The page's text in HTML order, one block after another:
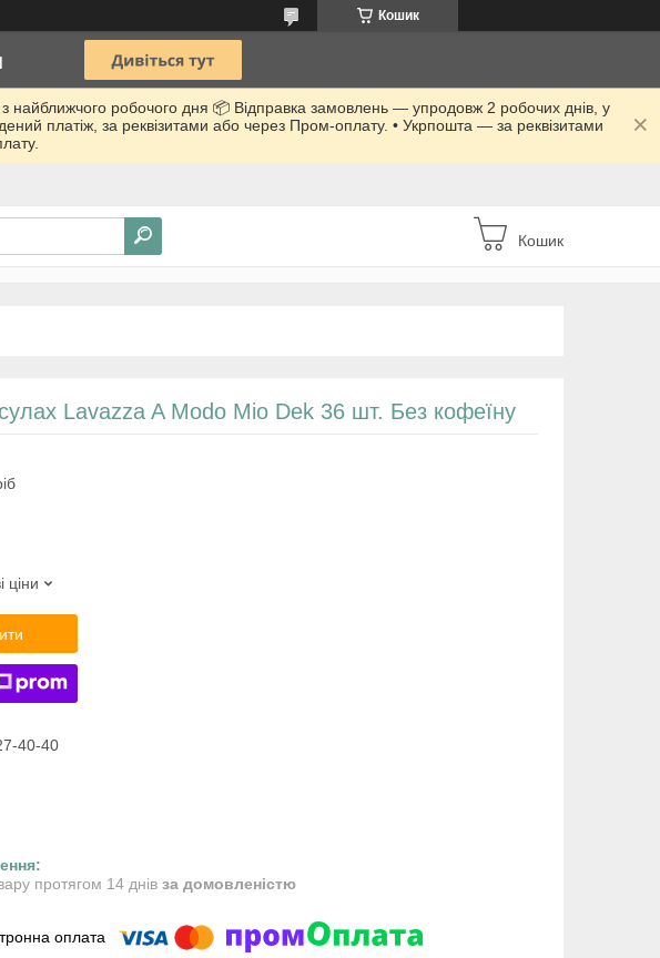
Кошик
найближчого робочого дня 📦 Відправка замовлень — упродовж 2 робочих днів, у
платіж, за реквізитами або через Пром-оплату. • Укрпошта — за реквізитами
Кошик
Lavazza A Modo Mio Dek 36 шт. Без кофеїну
ціни
40-40
протягом 14 днів за домовленістю